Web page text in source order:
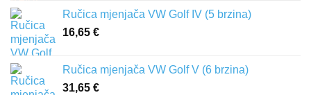
Ručica mjenjača VW Golf IV (5 brzina)
16,65 €
Ručica mjenjača VW Golf V (6 brzina)
31,65 €